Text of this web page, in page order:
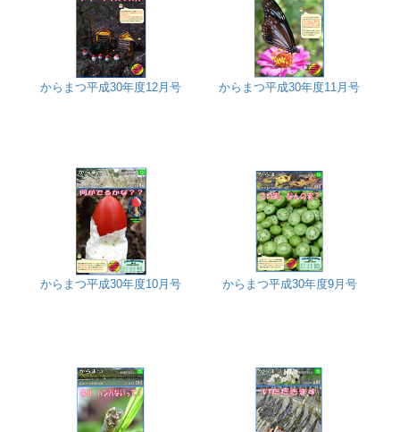
からまつ平成30年度12月号 からまつ平成30年度11月号
からまつ平成30年度10月号 からまつ平成30年度9月号